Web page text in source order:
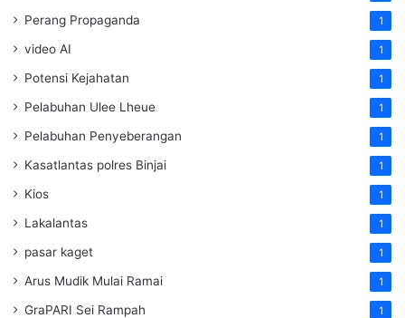
Perang Propaganda 1
video AI 1
Potensi Kejahatan 1
Pelabuhan Ulee Lheue 1
Pelabuhan Penyeberangan 1
Kasatlantas polres Binjai 1
Kios 1
Lakalantas 1
pasar kaget 1
Arus Mudik Mulai Ramai 1
GraPARI Sei Rampah 1